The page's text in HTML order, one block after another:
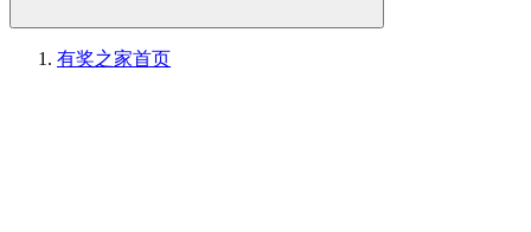
有奖之家首页